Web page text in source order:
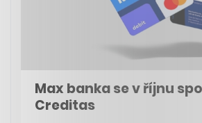
Max banka se v říjnu
Creditas